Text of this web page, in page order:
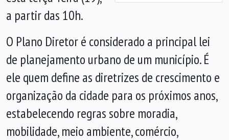
a partir das 10h.
O Plano Diretor é considerado a principal lei
de planejamento urbano de um município. É
ele quem define as diretrizes de crescimento e
organização da cidade para os próximos anos,
estabelecendo regras sobre moradia,
mobilidade, meio ambiente, comércio,